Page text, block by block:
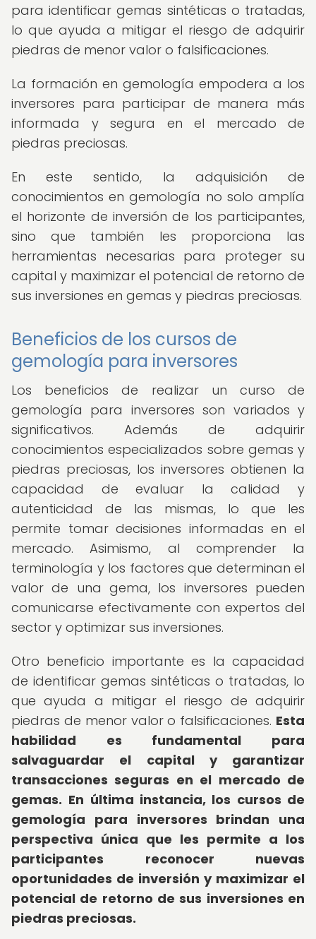
para identificar gemas sintéticas o tratadas,
lo que ayuda a mitigar el riesgo de adquirir
piedras de menor valor o falsificaciones.
La formación en gemología empodera a los
inversores para participar de manera más
informada y segura en el mercado de
piedras preciosas.
En este sentido, la adquisición de
conocimientos en gemología no solo amplía
el horizonte de inversión de los participantes,
sino que también les proporciona las
herramientas necesarias para proteger su
capital y maximizar el potencial de retorno de
sus inversiones en gemas y piedras preciosas.
Beneficios de los cursos de
gemología para inversores
Los beneficios de realizar un curso de
gemología para inversores son variados y
significativos. Además de adquirir
conocimientos especializados sobre gemas y
piedras preciosas, los inversores obtienen la
capacidad de evaluar la calidad y
autenticidad de las mismas, lo que les
permite tomar decisiones informadas en el
mercado. Asimismo, al comprender la
terminología y los factores que determinan el
valor de una gema, los inversores pueden
comunicarse efectivamente con expertos del
sector y optimizar sus inversiones.
Otro beneficio importante es la capacidad
de identificar gemas sintéticas o tratadas, lo
que ayuda a mitigar el riesgo de adquirir
piedras de menor valor o falsificaciones. Esta
habilidad es fundamental para
salvaguardar el capital y garantizar
transacciones seguras en el mercado de
gemas. En última instancia, los cursos de
gemología para inversores brindan una
perspectiva única que les permite a los
participantes reconocer nuevas
oportunidades de inversión y maximizar el
potencial de retorno de sus inversiones en
piedras preciosas.